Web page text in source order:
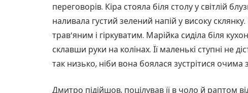
переговорів. Кіра стояла біля столу у світлій
наливала густий зелений напій у високу
трав’яним і гіркуватим. Марійка сиділа біля
склавши руки на колінах. Її маленькі ступні не
так низько, ніби вона боялася зустрітися очима
Дмитро підійшов, поцілував її в чоло й раптом